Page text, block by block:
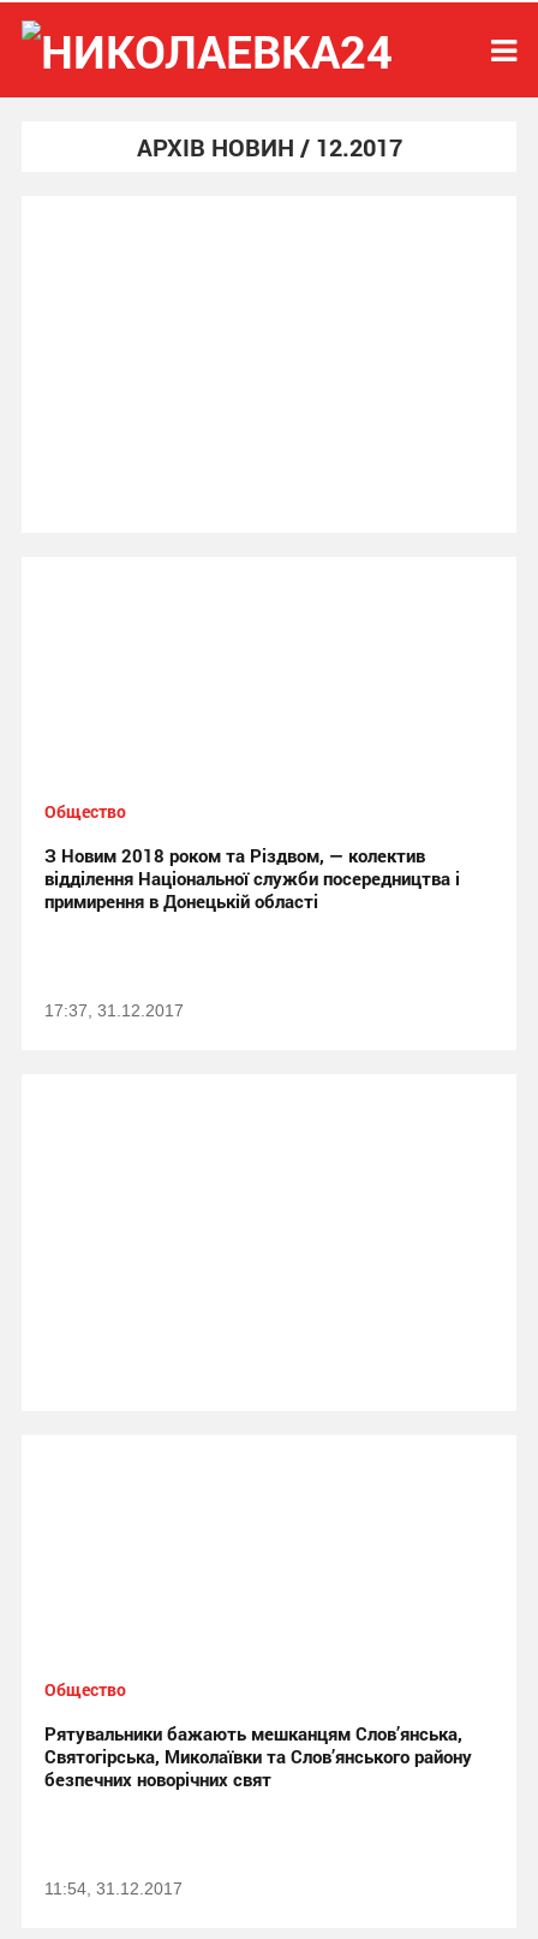
АРХІВ НОВИН / 12.2017
Общество
З Новим 2018 роком та Різдвом, — колектив
відділення Національної служби посередництва і
примирення в Донецькій області
17:37, 31.12.2017
Общество
Рятувальники бажають мешканцям Слов’янська,
Святогірська, Миколаївки та Слов’янського району
безпечних новорічних свят
11:54, 31.12.2017